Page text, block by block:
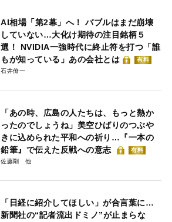
AI相場「第2幕」へ！ バブルはまだ崩壊
していない…大化け期待の注目銘柄５
選！ NVIDIA一強時代に終止符を打つ「誰
もが知っている」あの会社とは
有料
石井僚一
「あの時、広島の人たちは、もっと熱か
ったのでしょうね」美空ひばりのつぶや
きに込められた平和への祈り…『一本の
鉛筆』で伝えた反戦への意志
有料
佐藤剛
「日経に紹介してほしい」が合言葉に…
新聞社の“記者流出ドミノ”が止まらな